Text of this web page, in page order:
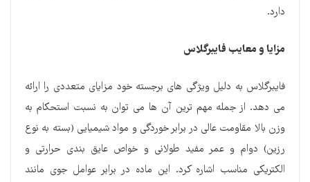
دارد.
مزایا و معایب فایبرگلاس
فایبرگلاس به دلیل ویژگی های برجسته خود مزایای متعددی را ارائه
می دهد. از جمله مهم ترین آن ها می توان به نسبت استحکام به
وزن بالا مقاومت عالی در برابر خوردگی و مواد شیمیایی (بسته به نوع
رزین) دوام و عمر مفید طولانی و خواص عایق بندی حرارتی و
الکتریکی مناسب اشاره کرد. این ماده در برابر عوامل جوی مانند